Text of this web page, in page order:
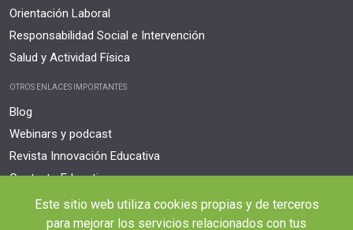
Orientación Laboral
Responsabilidad Social e Intervención
Salud y Actividad Física
OTROS ENLACES IMPORTANTES
Blog
Webinars y podcast
Revista Innovación Educativa
Contexto Educativo
Desistir contrato aquí
Tienes 14 días desde tu matriculación para cancelar sin coste y recibir el
Este sitio web utiliza cookies propias y de terceros
para mejorar los servicios relacionados con tus